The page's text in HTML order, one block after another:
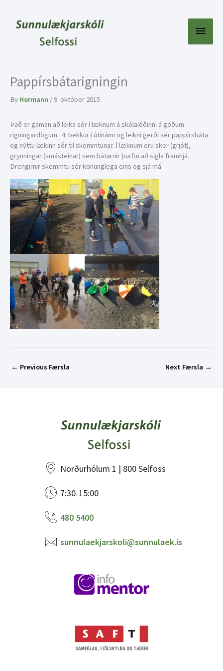
content
Main
Pappírsbátarigningin
By Hermann / 9. október 2015
Það er gaman að leika sér í læknum á skólalóðinni á góðum
rigningardögum. 4. bekkur í útinámi og leikni gerði sér pappírsbáta
og nýttu lækinn sér til skemmtunar. Í læknum eru sker (grjót),
grynningar (smásteinar) sem bátarnir þurftu að sigla framhjá.
Drengirnir skemmtu sér konunglega eins og sjá má.
← Previous Færsla Next Færsla →
Norðurhólum 1 | 800 Selfoss
7:30-15:00
480 5400
sunnulaekjarskoli@sunnulaek.is